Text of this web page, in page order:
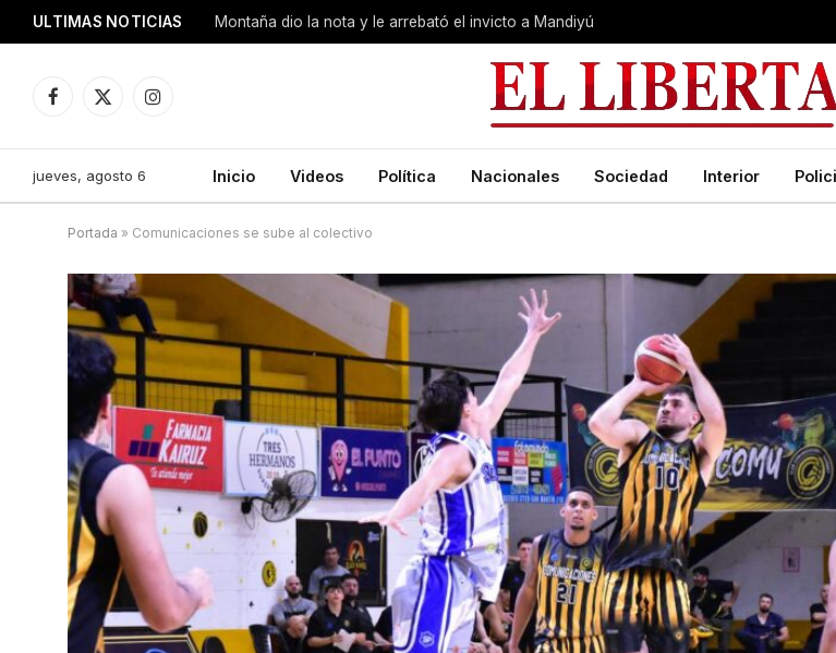
ULTIMAS NOTICIAS Montaña dio la nota y le arrebató el invicto a Mandiyú
Facebook
X
Instagram
jueves, agosto 6 Inicio Videos Política Nacionales Sociedad Interior
Portada » Comunicaciones se sube al colectivo